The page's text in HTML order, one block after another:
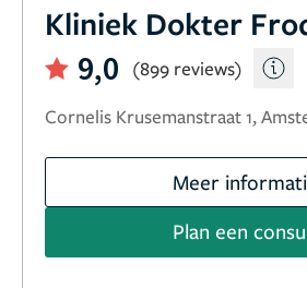
Kliniek Dokter
9,0
(899 reviews)
Cornelis Krusemanstraat 1,
Meer
Plan een